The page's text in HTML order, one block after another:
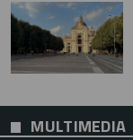
MULTIMEDIA